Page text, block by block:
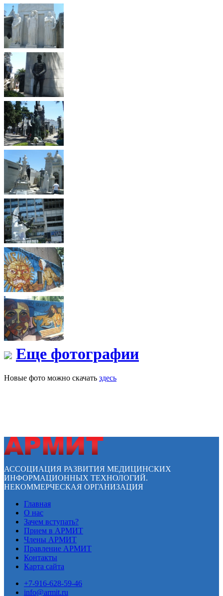
Еще фотографии
Новые фото можно скачать здесь
АССОЦИАЦИЯ РАЗВИТИЯ МЕДИЦИНСКИХ
ИНФОРМАЦИОННЫХ ТЕХНОЛОГИЙ.
НЕКОММЕРЧЕСКАЯ ОРГАНИЗАЦИЯ
Главная
О нас
Зачем вступать?
Прием в АРМИТ
Члены АРМИТ
Правление АРМИТ
Контакты
Карта сайта
+7-916-628-59-46
info@armit.ru